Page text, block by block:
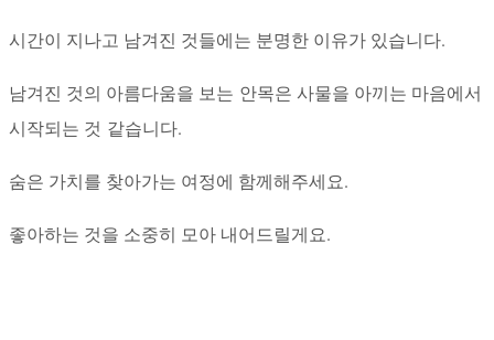
시간이 지나고 남겨진 것들에는 분명한 이유가 있습니다.
남겨진 것의 아름다움을 보는 안목은 사물을 아끼는 마음에서
시작되는 것 같습니다.
숨은 가치를 찾아가는 여정에 함께해주세요.
좋아하는 것을 소중히 모아 내어드릴게요.